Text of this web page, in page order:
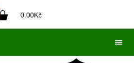
0.00Kč